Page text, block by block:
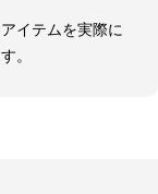
イテムを実際に
。